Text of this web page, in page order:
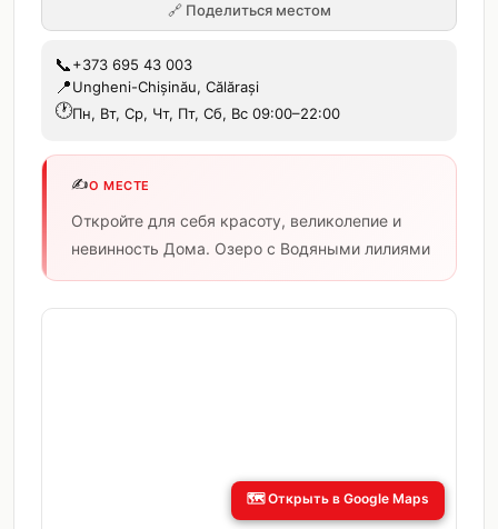
🔗 Поделиться местом
📞+373 695 43 003
📍Ungheni-Chișinău, Călărași
🕐Пн, Вт, Ср, Чт, Пт, Сб, Вс 09:00–22:00
✍️О МЕСТЕ
Откройте для себя красоту, великолепие и
невинность Дома. Озеро с Водяными лилиями
🗺️Открыть в Google Maps